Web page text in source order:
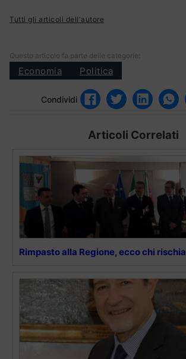
Tutti gli articoli dell'autore
Questo articolo fa parte delle categorie:
Economia Politica
Condividi
Articoli Correlati
Rimpasto alla Regione, ecco chi rischia